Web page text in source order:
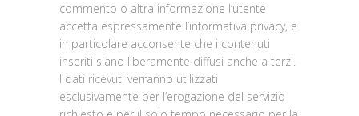
commento o altra informazione l’utente
accetta espressamente l’informativa privacy, e
in particolare acconsente che i contenuti
inseriti siano liberamente diffusi anche a terzi.
I dati ricevuti verranno utilizzati
esclusivamente per l’erogazione del servizio